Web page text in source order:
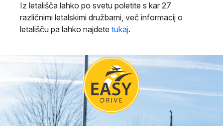
Iz letališča lahko po svetu poletite s kar 27
različnimi letalskimi družbami, več informacij o
letališču pa lahko najdete tukaj.